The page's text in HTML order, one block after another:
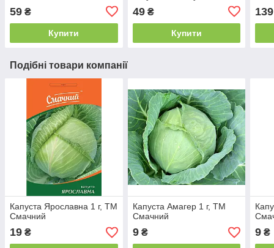
59 ₴
Купити
49₴
Купити
139
Подібні товари компанії
Капуста Ярославна 1 г, ТМ
Смачний
19 ₴
Капуста Амагер 1 г, ТМ
Смачний
9₴ 9 ₴